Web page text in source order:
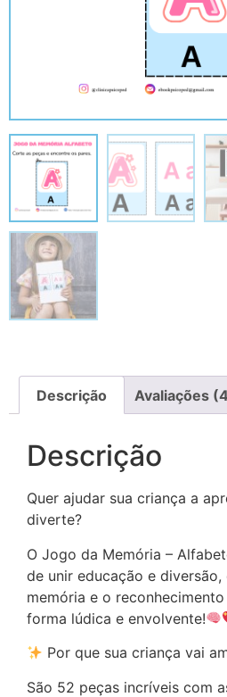
Descrição Avaliações
Descrição
Quer ajudar sua criança a
diverte?
O Jogo da Memória –
de unir educação e diversão,
memória e o
forma lúdica e envolvente!
Por que sua criança vai
São 52 peças incríveis com